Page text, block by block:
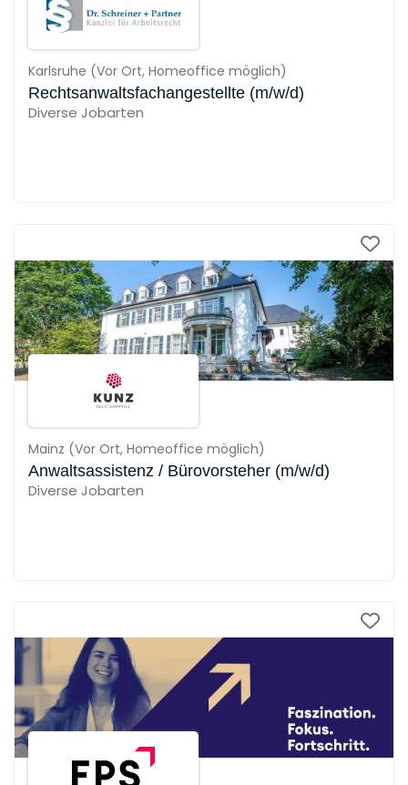
Karlsruhe (Vor Ort, Homeoffice möglich)
Rechtsanwaltsfachangestellte (m/w/d)
Diverse Jobarten
Mainz (Vor Ort, Homeoffice möglich)
Anwaltsassistenz / Bürovorsteher (m/w/d)
Diverse Jobarten